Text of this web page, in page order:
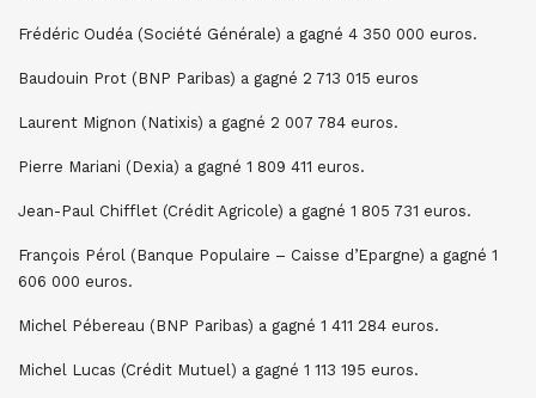
Frédéric Oudéa (Société Générale) a gagné 4 350 000 euros.
Baudouin Prot (BNP Paribas) a gagné 2 713 015 euros
Laurent Mignon (Natixis) a gagné 2 007 784 euros.
Pierre Mariani (Dexia) a gagné 1 809 411 euros.
Jean-Paul Chifflet (Crédit Agricole) a gagné 1 805 731 euros.
François Pérol (Banque Populaire – Caisse d’Epargne) a gagné 1
606 000 euros.
Michel Pébereau (BNP Paribas) a gagné 1 411 284 euros.
Michel Lucas (Crédit Mutuel) a gagné 1 113 195 euros.